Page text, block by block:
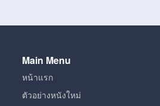
Main Menu
หน้าแรก
ตัวอย่างหนังใหม่